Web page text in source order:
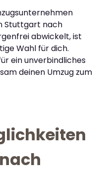
Stuttgart nach
abwickelt, ist
Wahl für dich.
ein unverbindliches
deinen Umzug zum